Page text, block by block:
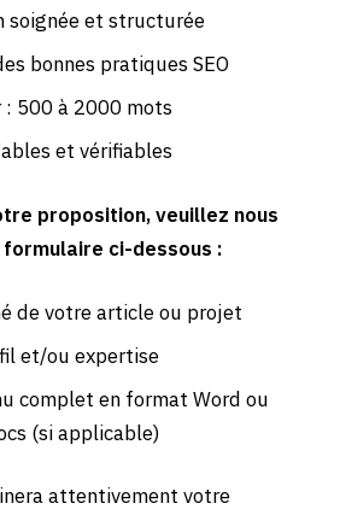
soignée et structurée
bonnes pratiques SEO
: 500 à 2000 mots
et vérifiables
proposition, veuillez nous
ci-dessous :
de votre article ou projet
et/ou expertise
complet en format Word ou
(si applicable)
attentivement votre